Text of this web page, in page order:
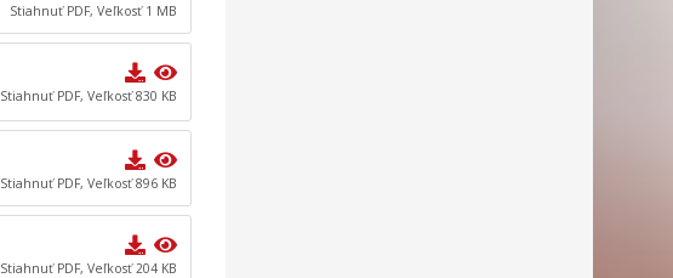
Stiahnuť PDF, Veľkosť 1 MB
Stiahnuť PDF, Veľkosť 830 KB
Stiahnuť PDF, Veľkosť 896 KB
Stiahnuť PDF, Veľkosť 204 KB